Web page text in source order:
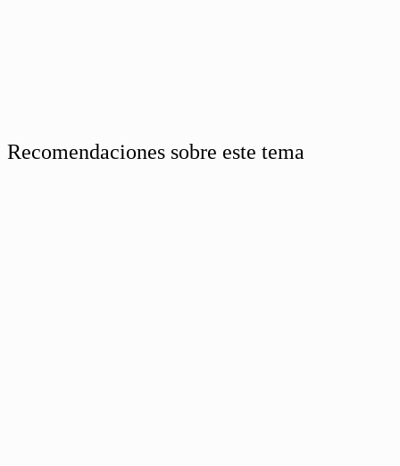
Recomendaciones sobre este tema